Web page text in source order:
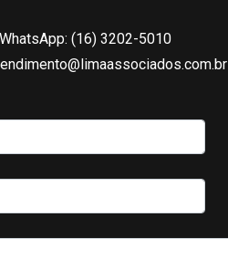
(16) 3202-5010